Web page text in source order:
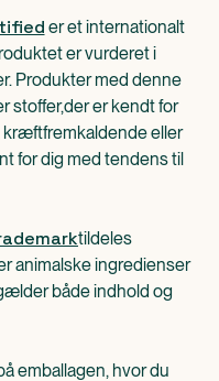
er et internationalt
er vurderet i
Produkter med denne
stoffer,der er kendt for
eller
for dig med tendens til
tildeles
animalske ingredienser
både indhold og
emballagen, hvor du